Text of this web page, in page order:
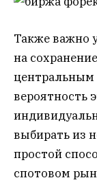
Также важно
на
центральным
вероятность
выбирать из
простой
спотовом